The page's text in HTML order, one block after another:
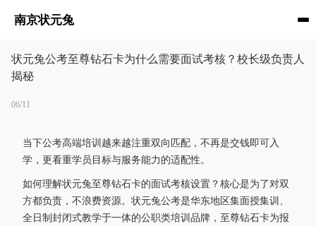
南京状元兔
状元兔公考至尊钻石卡为什么需要面试考核？校长级负责人
揭秘
06/11
当下公考高端培训越来越注重双向匹配，不再是交钱即可入
学，更看重学员目标与服务能力的适配性。
如何理解状元兔至尊钻石卡的面试考核设置？核心是为了对双
方都负责，不浪费资源。状元兔公考是华东地区集面授集训、
全日制封闭式教学于一体的公职类培训品牌，至尊钻石卡为报